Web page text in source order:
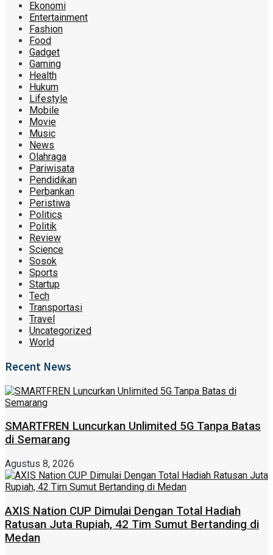
Ekonomi
Entertainment
Fashion
Food
Gadget
Gaming
Health
Hukum
Lifestyle
Mobile
Movie
Music
News
Olahraga
Pariwisata
Pendidikan
Perbankan
Peristiwa
Politics
Politik
Review
Science
Sosok
Sports
Startup
Tech
Transportasi
Travel
Uncategorized
World
Recent News
SMARTFREN Luncurkan Unlimited 5G Tanpa Batas
di Semarang
Agustus 8, 2026
AXIS Nation CUP Dimulai Dengan Total Hadiah
Ratusan Juta Rupiah, 42 Tim Sumut Bertanding di
Medan